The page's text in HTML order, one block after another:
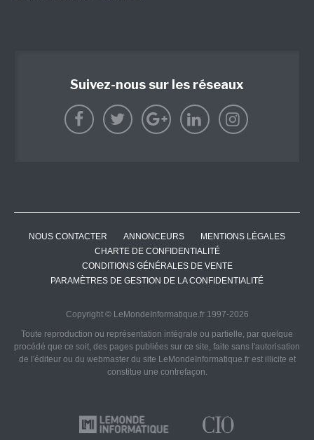
Suivez-nous sur les réseaux
NOUS CONTACTER ANNONCEURS
MENTIONS LÉGALES
CHARTE DE CONFIDENTIALITÉ
CONDITIONS GÉNÉRALES DE VENTE
PARAMÈTRES DE GESTION DE LA CONFIDENTIALITÉ
Copyright © LeMondeInformatique.fr 1997-2026
Toute reproduction ou représentation intégrale ou partielle, par quelque
procédé que ce soit, des pages publiées sur ce site, faite sans l'autorisation
de l'éditeur ou du webmaster du site LeMondeInformatique.fr est illicite et
constitue une contrefaçon.